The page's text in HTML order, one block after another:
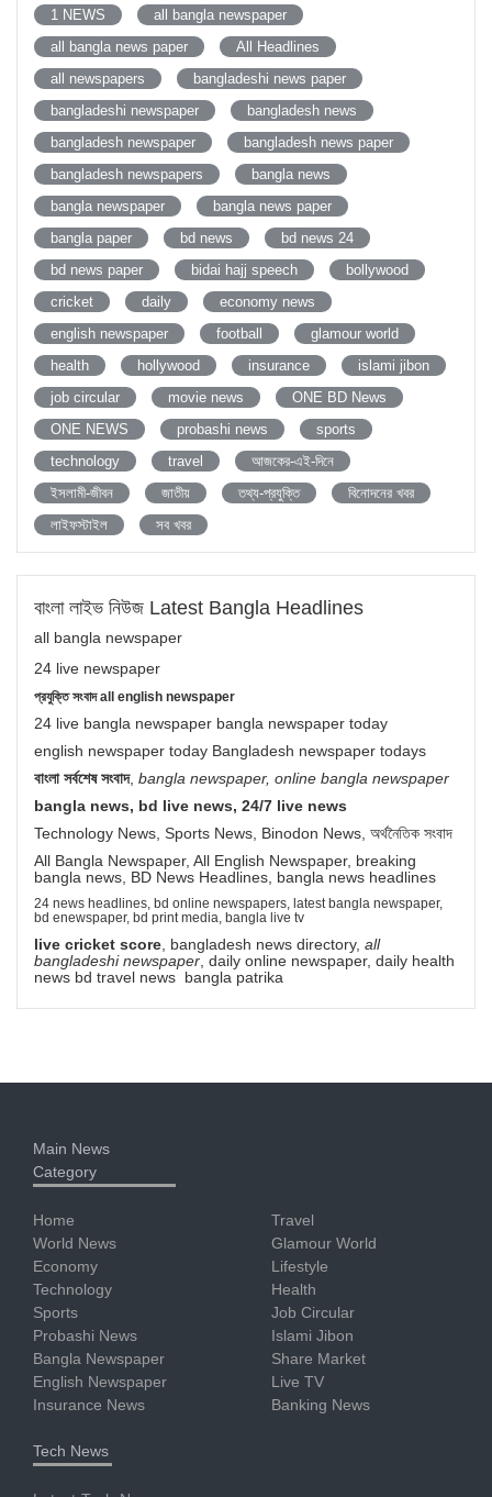
1 NEWS
all bangla newspaper
all bangla news paper
All Headlines
all newspapers
bangladeshi news paper
bangladeshi newspaper
bangladesh news
bangladesh newspaper
bangladesh news paper
bangladesh newspapers
bangla news
bangla newspaper
bangla news paper
bangla paper
bd news
bd news 24
bd news paper
bidai hajj speech
bollywood
cricket
daily
economy news
english newspaper
football
glamour world
health
hollywood insurance
islami jibon
job circular
movie news
ONE BD News
ONE NEWS
probashi news
sports
technology
travel
আজকের-এই-দিনে
ইসলামী-জীবন
জাতীয় তথ্য-প্রযুক্তি
বিনোদনের খবর
লাইফস্টাইল
সব খবর
বাংলা লাইভ নিউজ Latest Bangla Headlines
all bangla newspaper
24 live newspaper
প্রযুক্তি সংবাদ all english newspaper
24 live bangla newspaper bangla newspaper today
english newspaper today Bangladesh newspaper todays
বাংলা সর্বশেষ সংবাদ, bangla newspaper, online bangla newspaper
bangla news, bd live news, 24/7 live news
Technology News, Sports News, Binodon News, অর্থনৈতিক সংবাদ
All Bangla Newspaper, All English Newspaper, breaking
bangla news, BD News Headlines, bangla news headlines
24 news headlines, bd online newspapers, latest bangla newspaper,
bd enewspaper, bd print media, bangla live tv
live cricket score , bangladesh news directory, all
bangladeshi newspaper , daily online newspaper, daily health
news bd travel news bangla patrika
Main News
Category
Home
World News
Economy
Technology
Sports
Probashi News
Bangla Newspaper
English Newspaper
Insurance News
Travel
Glamour World
Lifestyle
Health
Job Circular
Islami Jibon
Share Market
Live TV
Banking News
Tech News